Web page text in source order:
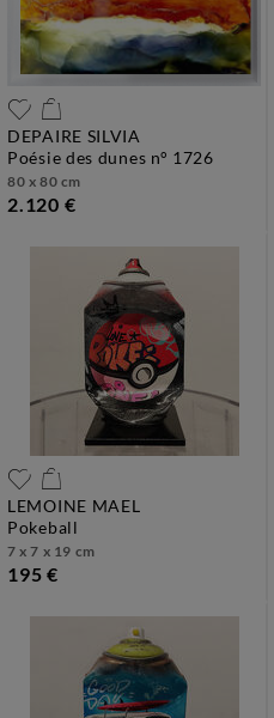
DEPAIRE SILVIA
poésie des dunes n° 1726
80 x 80 cm
2.120 €
LEMOINE MAEL
pokeball
7 x 7 x 19 cm
195 €